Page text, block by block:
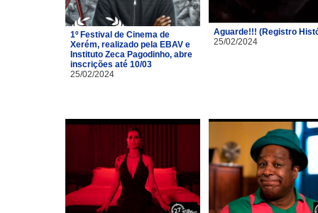
1º Festival de Cinema de
Xerém, realizado pela EBAV e
Instituto Zeca Pagodinho, abre
inscrições até 10/03
25/02/2024
Aguarde!!! (Registro
25/02/2024